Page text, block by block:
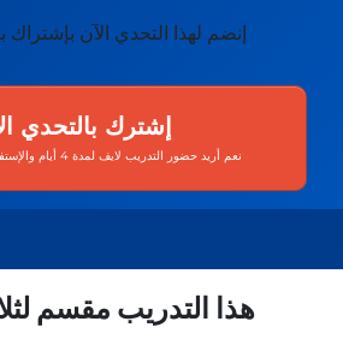
إشترك بالتحدي
نعم أريد حضور التدريب لايف لمدة 4 أيام والإستفادة من كل الهدايا
هذا التدريب مقسم